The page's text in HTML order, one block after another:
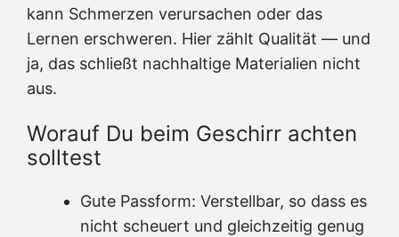
kann Schmerzen verursachen oder das
Lernen erschweren. Hier zählt Qualität — und
ja, das schließt nachhaltige Materialien nicht
aus.
Worauf Du beim Geschirr achten
solltest
Gute Passform: Verstellbar, so dass es
nicht scheuert und gleichzeitig genug